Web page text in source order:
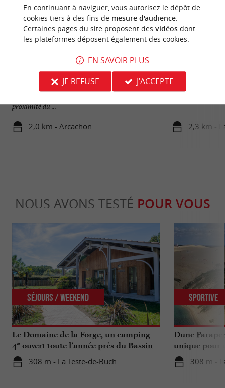
Plage de l'Aiguillon
Elle se situe à l'est du port d'Arcachon. C'est une
proximité du ...
2,0 km - Arcachon
Les Prés Salés
Les Prés Salés du
2,3 km -
NOUS AVONS TESTÉ POUR VOUS
Le Domaine de la Forge, un camping
4* ouvert toute l’année près du Bassin
d’Arcachon
308 m - La Teste-de-Buch
Séjours / Weekend
Dune
unique pour
Gironde
308 m -
Sportive
En continuant à naviguer, vous autorisez le dépôt de
cookies tiers à des fins de mesure d'audience.
Certaines pages du site proposent des vidéosdont
les plateformes déposent également des cookies.
EN SAVOIR PLUS
JE REFUSE
J'ACCEPTE